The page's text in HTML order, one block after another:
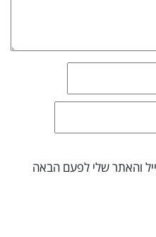
והאתר שלי לפעם הבאה